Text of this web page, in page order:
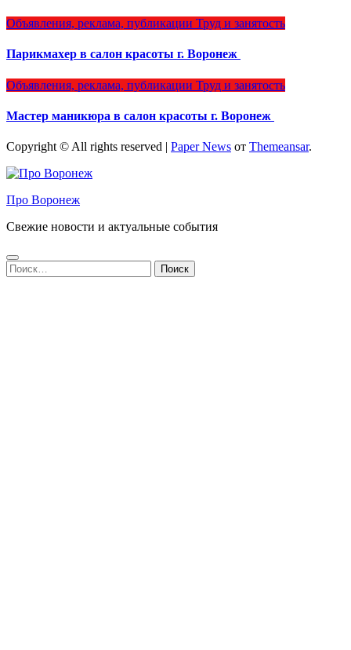
Объявления, реклама, публикации Труд и занятость
Парикмахер в салон красоты г. Воронеж
Объявления, реклама, публикации Труд и занятость
Мастер маникюра в салон красоты г. Воронеж
Copyright © All rights reserved | Paper News от Themeansar.
Про Воронеж
Свежие новости и актуальные события
Найти: